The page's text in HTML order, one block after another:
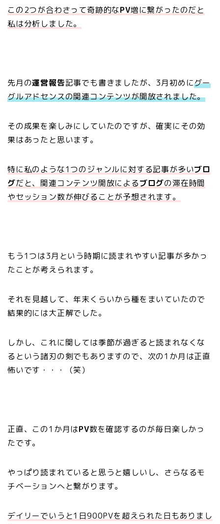
この2つが合わさって奇跡的なPV増に繋がったのだと
私は分析しました。
先月の運営報告記事でも書きましたが、3月初めにグー
グルアドセンスの関連コンテンツが開放されました。
その成果を楽しみにしていたのですが、確実にその効
果はあったと思います。
特に私のような1つのジャンルに対する記事が多いブロ
グだと、関連コンテンツ開放によるブログの滞在時間
やセッション数が伸びることが予想されます。
もう1つは3月という時期に読まれやすい記事が多かっ
たことが考えられます。
それを見越して、年末くらいから種をまいていたので
結果的には大正解でした。
しかし、これに関しては季節が過ぎると読まれなくな
るという諸刃の剣でもありますので、次の1か月は正直
怖いです・・・（笑）
正直、この1か月はPV数を確認するのが毎日楽しかっ
たです。
やっぱり読まれていると思うと嬉しいし、さらなるモ
チベーションへと繋がります。
デイリーでいうと1日900PVを超えられた日もありまし